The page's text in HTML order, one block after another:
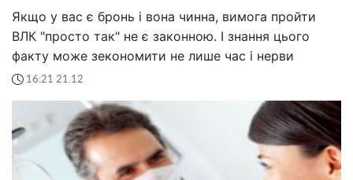
Якщо у вас є бронь і вона чинна, вимога пройти
ВЛК "просто так" не є законною. І знання цього
факту може зекономити не лише час і нерви
16:21 21.12